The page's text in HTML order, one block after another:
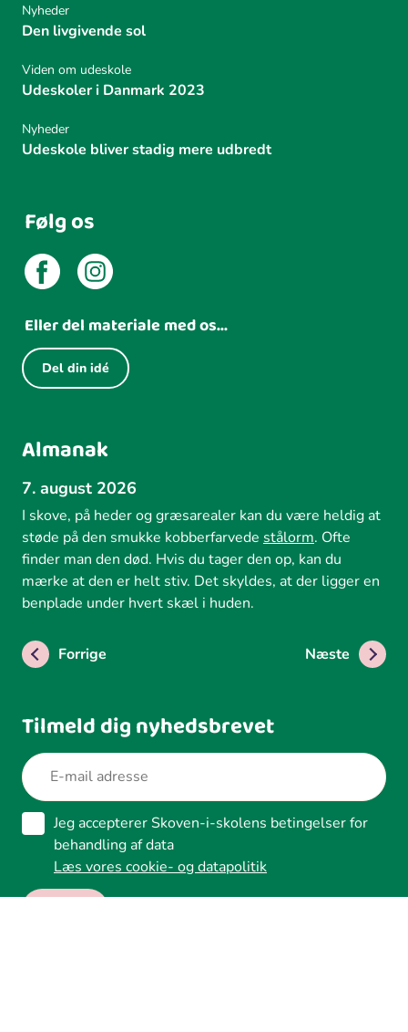
Nyheder
Den livgivende sol
Viden om udeskole
Udeskoler i Danmark 2023
Nyheder
Udeskole bliver stadig mere udbredt
Følg os
Eller del materiale med os...
Del din idé
Almanak
7. august 2026
I skove, på heder og græsarealer kan du være heldig at
støde på den smukke kobberfarvede stålorm. Ofte
finder man den død. Hvis du tager den op, kan du
mærke at den er helt stiv. Det skyldes, at der ligger en
benplade under hvert skæl i huden.
Forrige Næste
Tilmeld dig nyhedsbrevet
Jeg accepterer Skoven-i-skolens betingelser for
behandling af data
Læs vores cookie- og datapolitik